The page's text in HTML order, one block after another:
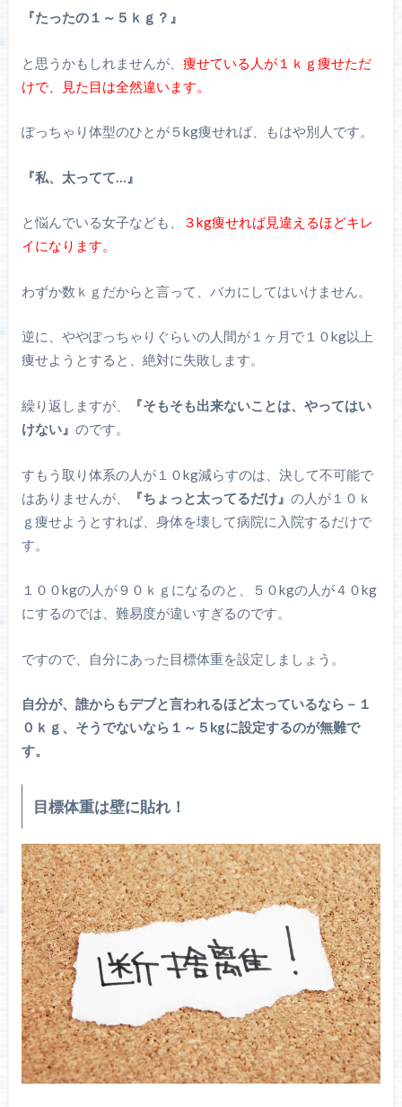
『たったの１～５ｋｇ？』
と思うかもしれませんが、 痩せている人が１ｋｇ痩せただ
けで、見た目は全然違います。
ぽっちゃり体型のひとが５kg痩せれば、もはや別人です。
『私、太ってて…』
と悩んでいる女子なども、
３kg痩せれば見違えるほどキレ
イになります。
わずか数ｋｇだからと言って、バカにしてはいけません。
逆に、ややぽっちゃりぐらいの人間が１ヶ月で１０kg以上
痩せようとすると、絶対に失敗します。
繰り返しますが、
『そもそも出来ないことは、やってはい
けない』 のです。
すもう取り体系の人が１０kg減らすのは、決して不可能で
はありませんが、
『ちょっと太ってるだけ』 の人が１０ｋ
ｇ痩せようとすれば、身体を壊して病院に入院するだけで
す。
１００kgの人が９０ｋｇになるのと、５０kgの人が４０kg
にするのでは、難易度が違いすぎるのです。
ですので、自分にあった目標体重を設定しましょう。
自分が、誰からもデブと言われるほど太っているなら－１
０ｋｇ、そうでないなら１～５kgに設定するのが無難で
す。
目標体重は壁に貼れ！